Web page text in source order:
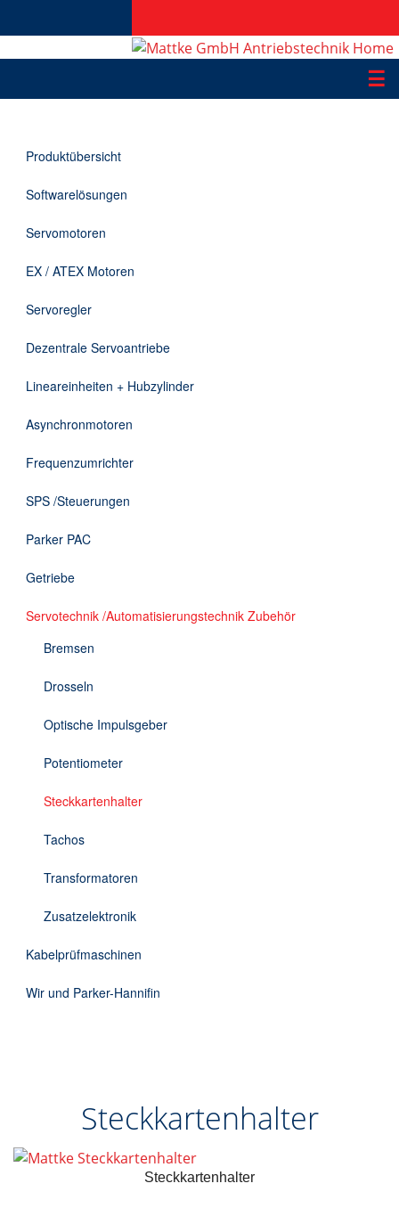
☰
Applikationen
Informationen
Downloads
Kontakt
Produktübersicht
Softwarelösungen
Servomotoren
EX / ATEX Motoren
Servoregler
Dezentrale Servoantriebe
Lineareinheiten + Hubzylinder
Asynchronmotoren
Frequenzumrichter
SPS /Steuerungen
Parker PAC
Getriebe
Servotechnik /Automatisierungstechnik Zubehör
Bremsen
Drosseln
Optische Impulsgeber
Potentiometer
Steckkartenhalter
Tachos
Transformatoren
Zusatzelektronik
Kabelprüfmaschinen
Wir und Parker-Hannifin
Steckkartenhalter
Steckkartenhalter